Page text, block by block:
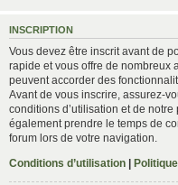
INSCRIPTION
Vous devez être inscrit avant de
rapide et vous offre de nombreux
peuvent accorder des
Avant de vous inscrire, assurez-
conditions d’utilisation et de
également prendre le temps de
forum lors de votre navigation.
Conditions d’utilisation |